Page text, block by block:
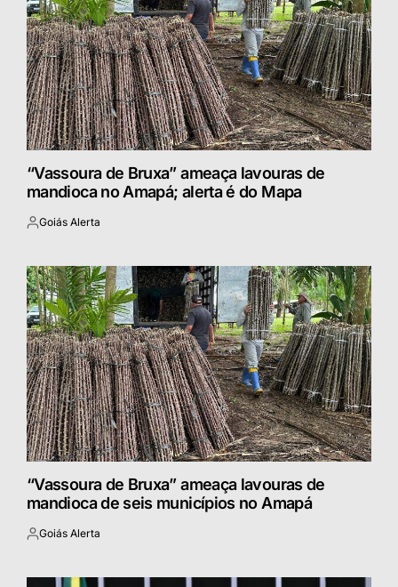
“Vassoura de Bruxa” ameaça lavouras de
mandioca no Amapá; alerta é do Mapa
Postado
Goiás Alerta
“Vassoura de Bruxa” ameaça lavouras de
mandioca de seis municípios no Amapá
Postado
Goiás Alerta